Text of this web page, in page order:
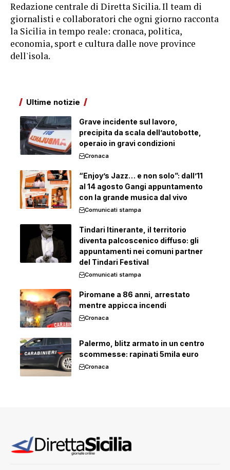
Redazione centrale di Diretta Sicilia. Il team di
giornalisti e collaboratori che ogni giorno racconta
la Sicilia in tempo reale: cronaca, politica,
economia, sport e cultura dalle nove province
dell'isola.
Ultime notizie
Grave incidente sul lavoro,
precipita da scala dell’autobotte,
operaio in gravi condizioni
Cronaca
“Enjoy’s Jazz… e non solo”: dall’11
al 14 agosto Gangi appuntamento
con la grande musica dal vivo
Comunicati stampa
Tindari Itinerante, il territorio
diventa palcoscenico diffuso: gli
appuntamenti nei comuni partner
del Tindari Festival
Comunicati stampa
Piromane a 86 anni, arrestato
mentre appicca incendi
Cronaca
Palermo, blitz armato in un centro
scommesse: rapinati 5mila euro
Cronaca